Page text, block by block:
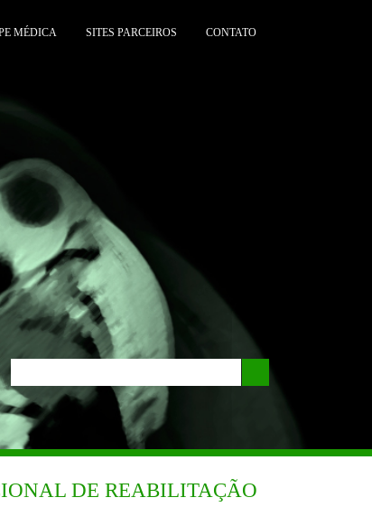
MÉDICA SITES PARCEIROS CONTATO
DE REABILITAÇÃO